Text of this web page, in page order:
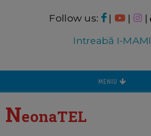
Follow us: | | |
Intreabă I-MAMI
MENIU
NeonaTEL